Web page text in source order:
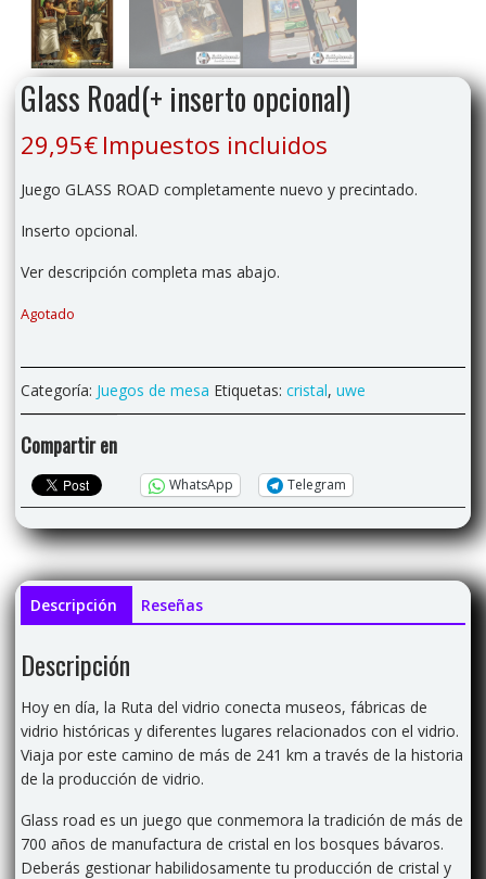
Glass Road(+ inserto opcional)
29,95€ Impuestos incluidos
Juego GLASS ROAD completamente nuevo y precintado.
Inserto opcional.
Ver descripción completa mas abajo.
Agotado
Categoría: Juegos de mesa Etiquetas: cristal, uwe
Compartir en
WhatsApp Telegram
Descripción Reseñas
Descripción
Hoy en día, la Ruta del vidrio conecta museos, fábricas de
vidrio históricas y diferentes lugares relacionados con el vidrio.
Viaja por este camino de más de 241 km a través de la historia
de la producción de vidrio.
Glass road es un juego que conmemora la tradición de más de
700 años de manufactura de cristal en los bosques bávaros.
Deberás gestionar habilidosamente tu producción de cristal y